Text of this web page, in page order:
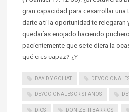
gran capacidad para desarrollar una
darte a ti la oportunidad te relegaran
quedarías enojado haciendo
pacientemente que se te diera la
qué eres capaz? ¿Y
DAVID Y GOLIAT DEVOCIONALES
DEVOCIONALES CRISTIANOS
DIOS DONIZETTI BARRIOS